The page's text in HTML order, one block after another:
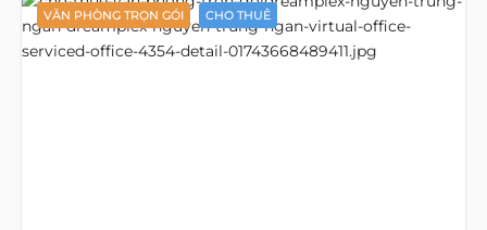
VĂN PHÒNG TRỌN GÓI CHO THUÊ